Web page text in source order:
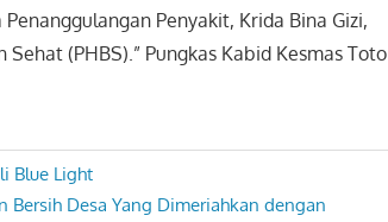
Penyakit, Krida Bina Gizi,
(PHBS).” Pungkas Kabid Kesmas Toto
Blue Light
Bersih Desa Yang Dimeriahkan dengan